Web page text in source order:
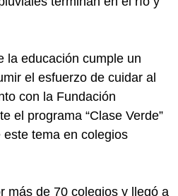
la educación cumple un
el esfuerzo de cuidar al
con la Fundación
el programa “Clase Verde”
tema en colegios
más de 70 colegios y llegó a